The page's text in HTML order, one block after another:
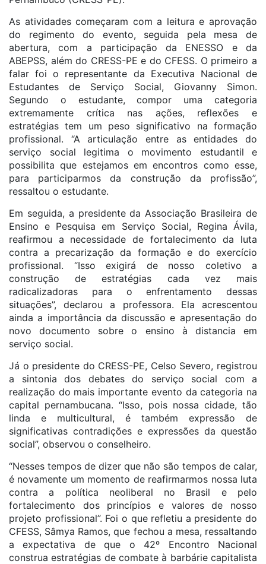
As atividades começaram com a leitura e aprovação
do regimento do evento, seguida pela mesa de
abertura, com a participação da ENESSO e da
ABEPSS, além do CRESS-PE e do CFESS. O primeiro a
falar foi o representante da Executiva Nacional de
Estudantes de Serviço Social, Giovanny Simon.
Segundo o estudante, compor uma categoria
extremamente crítica nas ações, reflexões e
estratégias tem um peso significativo na formação
profissional. “A articulação entre as entidades do
serviço social legitima o movimento estudantil e
possibilita que estejamos em encontros como esse,
para participarmos da construção da profissão”,
ressaltou o estudante.
Em seguida, a presidente da Associação Brasileira de
Ensino e Pesquisa em Serviço Social, Regina Ávila,
reafirmou a necessidade de fortalecimento da luta
contra a precarização da formação e do exercício
profissional. “Isso exigirá de nosso coletivo a
construção de estratégias cada vez mais
radicalizadoras para o enfrentamento dessas
situações”, declarou a professora. Ela acrescentou
ainda a importância da discussão e apresentação do
novo documento sobre o ensino à distancia em
serviço social.
Já o presidente do CRESS-PE, Celso Severo, registrou
a sintonia dos debates do serviço social com a
realização do mais importante evento da categoria na
capital pernambucana. “Isso, pois nossa cidade, tão
linda e multicultural, é também expressão de
significativas contradições e expressões da questão
social”, observou o conselheiro.
“Nesses tempos de dizer que não são tempos de calar,
é novamente um momento de reafirmarmos nossa luta
contra a política neoliberal no Brasil e pelo
fortalecimento dos princípios e valores de nosso
projeto profissional”. Foi o que refletiu a presidente do
CFESS, Sâmya Ramos, que fechou a mesa, ressaltando
a expectativa de que o 42º Encontro Nacional
construa estratégias de combate à barbárie capitalista